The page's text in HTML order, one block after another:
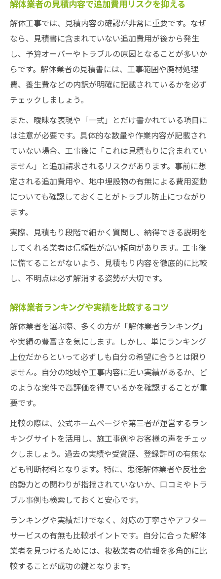
解体業者の見積内容で追加費用リスクを抑える
解体工事では、見積内容の確認が非常に重要です。なぜ
なら、見積書に含まれていない追加費用が後から発生
し、予算オーバーやトラブルの原因となることが多いか
らです。解体業者の見積書には、工事範囲や廃材処理
費、養生費などの内訳が明確に記載されているかを必ず
チェックしましょう。
また、曖昧な表現や「一式」とだけ書かれている項目に
は注意が必要です。具体的な数量や作業内容が記載され
ていない場合、工事後に「これは見積もりに含まれてい
ません」と追加請求されるリスクがあります。事前に想
定される追加費用や、地中埋設物の有無による費用変動
についても確認しておくことがトラブル防止につながり
ます。
実際、見積もり段階で細かく質問し、納得できる説明を
してくれる業者は信頼性が高い傾向があります。工事後
に慌てることがないよう、見積もり内容を徹底的に比較
し、不明点は必ず解消する姿勢が大切です。
解体業者ランキングや実績を比較するコツ
解体業者を選ぶ際、多くの方が「解体業者ランキング」
や実績の豊富さを気にします。しかし、単にランキング
上位だからといって必ずしも自分の希望に合うとは限り
ません。自分の地域や工事内容に近い実績があるか、ど
のような案件で高評価を得ているかを確認することが重
要です。
比較の際は、公式ホームページや第三者が運営するラン
キングサイトを活用し、施工事例やお客様の声をチェッ
クしましょう。過去の実績や受賞歴、登録許可の有無な
ども判断材料となります。特に、悪徳解体業者や反社会
的勢力との関わりが指摘されていないか、口コミやトラ
ブル事例も検索しておくと安心です。
ランキングや実績だけでなく、対応の丁寧さやアフター
サービスの有無も比較ポイントです。自分に合った解体
業者を見つけるためには、複数業者の情報を多角的に比
較することが成功の鍵となります。